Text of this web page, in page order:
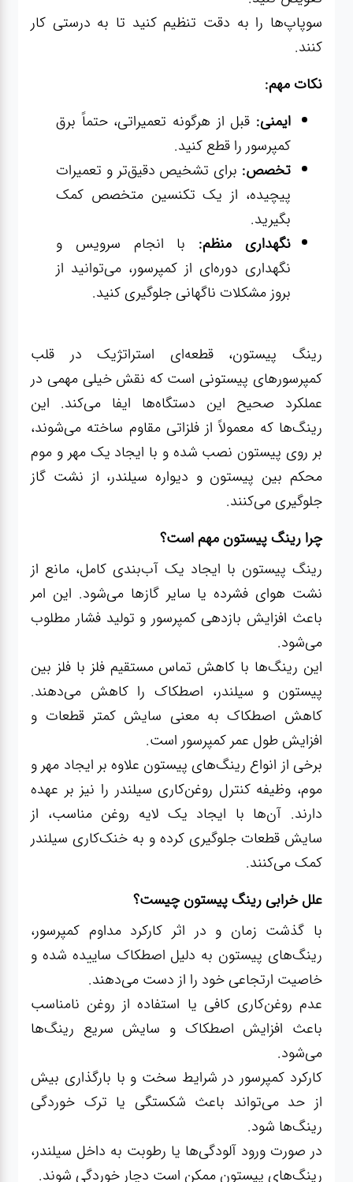
سوپاپ‌ها را به دقت تنظیم کنید تا به درستی کار
کنند.
نکات مهم:
ایمنی: قبل از هرگونه تعمیراتی، حتماً برق
کمپرسور را قطع کنید.
تخصص: برای تشخیص دقیق‌تر و تعمیرات
پیچیده، از یک تکنسین متخصص کمک
بگیرید.
نگهداری منظم: با انجام سرویس و
نگهداری دوره‌ای از کمپرسور، می‌توانید از
بروز مشکلات ناگهانی جلوگیری کنید.
رینگ پیستون، قطعه‌ای استراتژیک در قلب
کمپرسورهای پیستونی است که نقش خیلی مهمی در
عملکرد صحیح این دستگاه‌ها ایفا می‌کند. این
رینگ‌ها که معمولاً از فلزاتی مقاوم ساخته می‌شوند،
بر روی پیستون نصب شده و با ایجاد یک مهر و موم
محکم بین پیستون و دیواره سیلندر، از نشت گاز
جلوگیری می‌کنند.
چرا رینگ پیستون مهم است؟
رینگ پیستون با ایجاد یک آب‌بندی کامل، مانع از
نشت هوای فشرده یا سایر گازها می‌شود. این امر
باعث افزایش بازدهی کمپرسور و تولید فشار مطلوب
می‌شود.
این رینگ‌ها با کاهش تماس مستقیم فلز با فلز بین
پیستون و سیلندر، اصطکاک را کاهش می‌دهند.
کاهش اصطکاک به معنی سایش کمتر قطعات و
افزایش طول عمر کمپرسور است.
برخی از انواع رینگ‌های پیستون علاوه بر ایجاد مهر و
موم، وظیفه کنترل روغن‌کاری سیلندر را نیز بر عهده
دارند. آن‌ها با ایجاد یک لایه روغن مناسب، از
سایش قطعات جلوگیری کرده و به خنک‌کاری سیلندر
کمک می‌کنند.
علل خرابی رینگ پیستون چیست؟
با گذشت زمان و در اثر کارکرد مداوم کمپرسور،
رینگ‌های پیستون به دلیل اصطکاک ساییده شده و
خاصیت ارتجاعی خود را از دست می‌دهند.
عدم روغن‌کاری کافی یا استفاده از روغن نامناسب
باعث افزایش اصطکاک و سایش سریع رینگ‌ها
می‌شود.
کارکرد کمپرسور در شرایط سخت و با بارگذاری بیش
از حد می‌تواند باعث شکستگی یا ترک خوردگی
رینگ‌ها شود.
در صورت ورود آلودگی‌ها یا رطوبت به داخل سیلندر،
رینگ‌های پیستون ممکن است دچار خوردگی شوند.